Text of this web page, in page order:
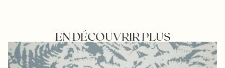
EN DÉCOUVRIR PLUS